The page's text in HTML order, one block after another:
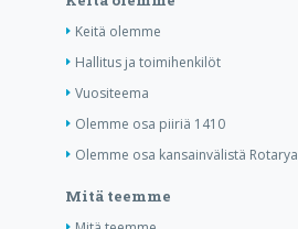
Keitä olemme
Hallitus ja toimihenkilöt
Vuositeema
Olemme osa piiriä 1410
Olemme osa kansainvälistä Rotarya
Mitä teemme